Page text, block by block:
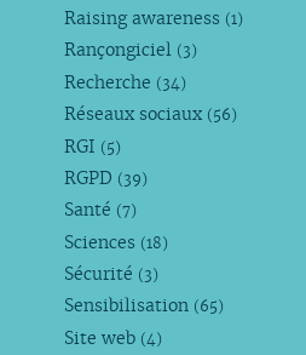
Raising awareness (1)
Rançongiciel (3)
Recherche (34)
Réseaux sociaux (56)
RGI (5)
RGPD (39)
Santé (7)
Sciences (18)
Sécurité (3)
Sensibilisation (65)
Site web (4)